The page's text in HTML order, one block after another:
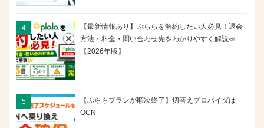
【最新情報あり】ぷららを解約したい人必見！退会
方法・料金・問い合わせ先をわかりやすく解説📣
【2026年版】
【ぷららプランが順次終了】切替えプロバイダは
OCN